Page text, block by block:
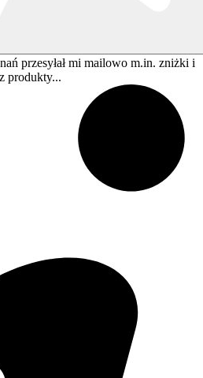
przesyłał mi mailowo m.in. zniżki i
produkty...